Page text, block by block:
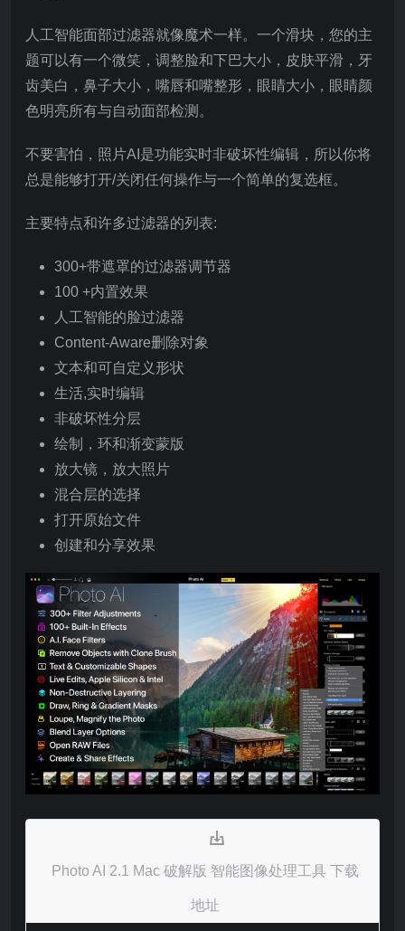
人工智能面部过滤器就像魔术一样。一个滑块，您的主
题可以有一个微笑，调整脸和下巴大小，皮肤平滑，牙
齿美白，鼻子大小，嘴唇和嘴整形，眼睛大小，眼睛颜
色明亮所有与自动面部检测。
不要害怕，照片AI是功能实时非破坏性编辑，所以你将
总是能够打开/关闭任何操作与一个简单的复选框。
主要特点和许多过滤器的列表:
300+带遮罩的过滤器调节器
100 +内置效果
人工智能的脸过滤器
Content-Aware删除对象
文本和可自定义形状
生活,实时编辑
非破坏性分层
绘制，环和渐变蒙版
放大镜，放大照片
混合层的选择
打开原始文件
创建和分享效果
Photo AI 2.1 Mac 破解版 智能图像处理工具 下载
地址